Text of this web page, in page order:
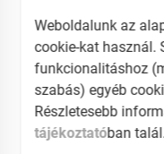
ellen 120 ml
MEGNÉZEM
3329 Ft
Weboldalunk az
cookie-kat használ.
funkcionalitáshoz
szabás) egyéb
Részletesebb
tájékoztatóban